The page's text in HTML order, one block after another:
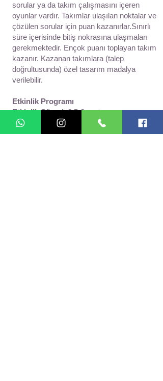
sorular ya da takım çalışmasını içeren
oyunlar vardır. Takımlar ulaşılan noktalar ve
çözülen sorular için puan kazanırlar.Sınırlı
süre içerisinde bitiş nokrasına ulaşmaları
gerekmektedir. Ençok puanı toplayan takım
kazanır. Kazanan takımlara (talep
doğrultusunda) özel tasarım madalya
verilebilir.
Etkinlik Programı
Etkinlik Süresi: 2.5-3 saat
Katılımcıların gelişiyle birlikte gruplar
halinde eğitim verilmesi. Katılımcılara